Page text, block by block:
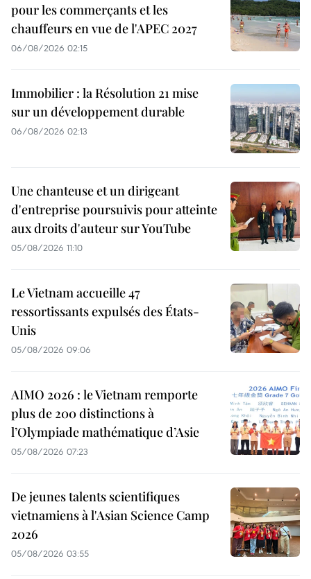
pour les commerçants et les
chauffeurs en vue de l'APEC 2027
06/08/2026 02:15
Immobilier : la Résolution 21 mise
sur un développement durable
06/08/2026 02:13
Une chanteuse et un dirigeant
d'entreprise poursuivis pour atteinte
aux droits d'auteur sur YouTube
05/08/2026 11:10
Le Vietnam accueille 47
ressortissants expulsés des États-
Unis
05/08/2026 09:06
AIMO 2026 : le Vietnam remporte
plus de 200 distinctions à
l’Olympiade mathématique d’Asie
05/08/2026 07:23
De jeunes talents scientifiques
vietnamiens à l'Asian Science Camp
2026
05/08/2026 03:55